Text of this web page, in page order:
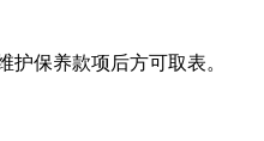
护保养款项后方可取表。